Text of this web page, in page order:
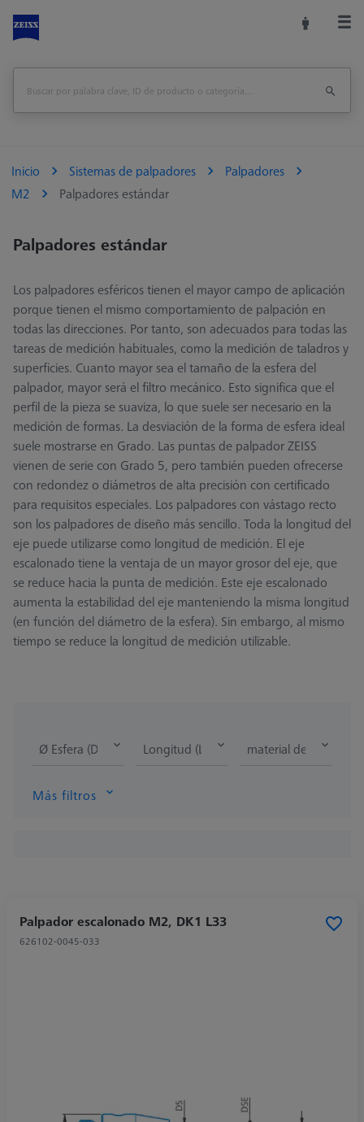
Inicio Sistemas de palpadores
Palpadores
M2
Palpadores estándar
Palpadores estándar
Los palpadores esféricos tienen el mayor campo de aplicación
porque tienen el mismo comportamiento de palpación en
todas las direcciones. Por tanto, son adecuados para todas las
tareas de medición habituales, como la medición de taladros y
superficies. Cuanto mayor sea el tamaño de la esfera del
palpador, mayor será el filtro mecánico. Esto significa que el
perfil de la pieza se suaviza, lo que suele ser necesario en la
medición de formas. La desviación de la forma de esfera ideal
suele mostrarse en Grado. Las puntas de palpador ZEISS
vienen de serie con Grado 5, pero también pueden ofrecerse
con redondez o diámetros de alta precisión con certificado
para requisitos especiales. Los palpadores con vástago recto
son los palpadores de diseño más sencillo. Toda la longitud del
eje puede utilizarse como longitud de medición. El eje
escalonado tiene la ventaja de un mayor grosor del eje, que
se reduce hacia la punta de medición. Este eje escalonado
aumenta la estabilidad del eje manteniendo la misma longitud
(en función del diámetro de la esfera). Sin embargo, al mismo
tiempo se reduce la longitud de medición utilizable.
Ø Esfera (DK) Longitud (L) material de la punta
Más filtros
Palpador escalonado M2, DK1 L33
626102-0045-033